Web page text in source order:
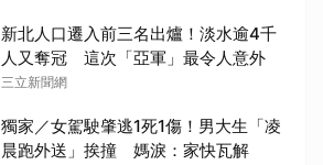
新北人口遷入前三名出爐！淡水逾4千
人又奪冠 這次「亞軍」最令人意外
三立新聞網
獨家／女駕駛肇逃1死1傷！男大生「凌
晨跑外送」挨撞 媽淚：家快瓦解